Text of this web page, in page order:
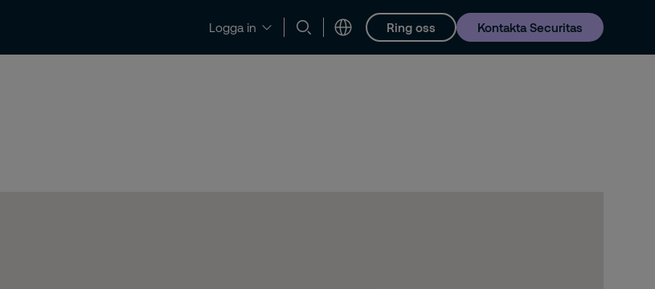
Logga in Ring oss Kontakta Securitas
och insikter Kontakt och support Karriär